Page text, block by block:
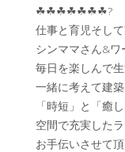
☘︎☘︎☘︎☘︎☘︎☘︎☘︎?
仕事と育児そし
シンママさん&ワ
毎日を楽しんで
一緒に考えて建
「時短」と「癒
空間で充実した
お手伝いさせて